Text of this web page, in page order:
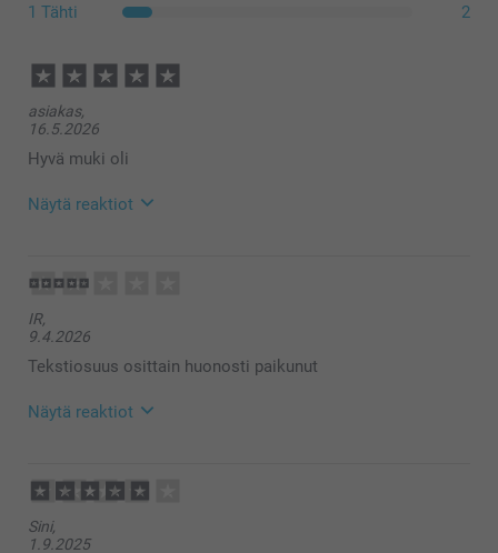
1 Tähti
2
asiakas,
16.5.2026
Hyvä muki oli
Näytä reaktiot
10:22
on meille erittäin tärkeää. Kiva että pidät mukista,
toivon että siitä on iloa pitkäksi aikaa 🥰
Kirsi @smartphoto
IR,
9.4.2026
Tekstiosuus osittain huonosti paikunut
Näytä reaktiot
09:55
tyytyväinen saamaasi tuotteeseen. Mikäli haluat
Sini,
1.9.2025